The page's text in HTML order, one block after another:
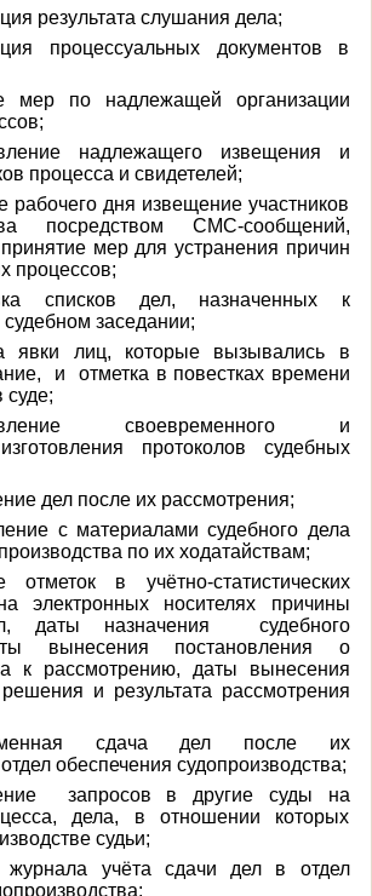
результата слушания дела;
процессуальных документов в
мер по надлежащей организации
надлежащего извещения и
процесса и свидетелей;
рабочего дня извещение участников
посредством СМС-сообщений,
мер для устранения причин
процессов;
списков дел, назначенных к
заседании;
явки лиц, которые вызывались в
и отметка в повестках времени
суде;
своевременного и
протоколов судебных
дел после их рассмотрения;
с материалами судебного дела
по их ходатайствам;
отметок в учётно-статистических
электронных носителях причины
даты назначения судебного
вынесения постановления о
к рассмотрению, даты вынесения
решения и результата рассмотрения
сдача дел после их
обеспечения судопроизводства;
запросов в другие суды на
дела, в отношении которых
судьи;
журнала учёта сдачи дел в отдел